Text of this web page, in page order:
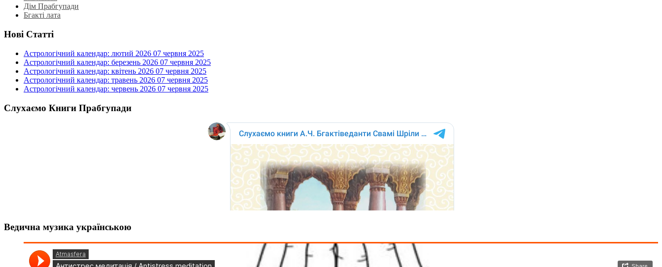
Дім Прабгупади
Бгакті лата
Нові Статті
Астрологічний календар: лютий 2026 07 червня 2025
Астрологічний календар: березень 2026 07 червня 2025
Астрологічний календар: квітень 2026 07 червня 2025
Астрологічний календар: травень 2026 07 червня 2025
Астрологічний календар: червень 2026 07 червня 2025
Слухаємо Книги Прабгупади
Ведична музика українською